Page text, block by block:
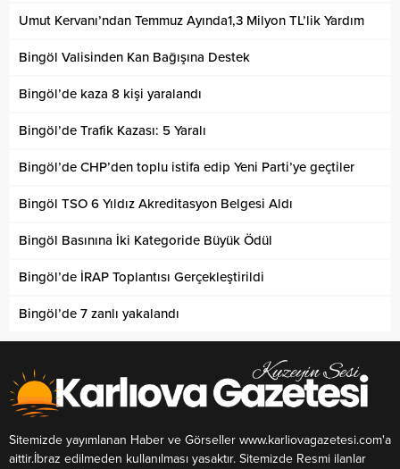
Umut Kervanı’ndan Temmuz Ayında1,3 Milyon TL’lik Yardım
Bingöl Valisinden Kan Bağışına Destek
Bingöl’de kaza 8 kişi yaralandı
Bingöl’de Trafik Kazası: 5 Yaralı
Bingöl’de CHP’den toplu istifa edip Yeni Parti’ye geçtiler
Bingöl TSO 6 Yıldız Akreditasyon Belgesi Aldı
Bingöl Basınına İki Kategoride Büyük Ödül
Bingöl’de İRAP Toplantısı Gerçekleştirildi
Bingöl’de 7 zanlı yakalandı
Sitemizde yayımlanan Haber ve Görseller www.karliovagazetesi.com'a
aittir.İbraz edilmeden kullanılması yasaktır. Sitemizde Resmi ilanlar